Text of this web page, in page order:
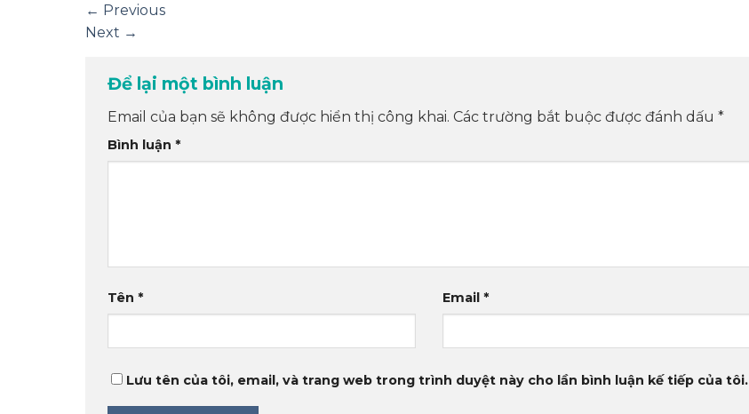
← Previous
Next →
Để lại một bình luận
Email của bạn sẽ không được hiển thị công khai. Các trường bắt buộc được đánh dấu *
Bình luận *
Tên * Email*
Lưu tên của tôi, email, và trang web trong trình duyệt này cho lần bình luận kế tiếp của tôi.